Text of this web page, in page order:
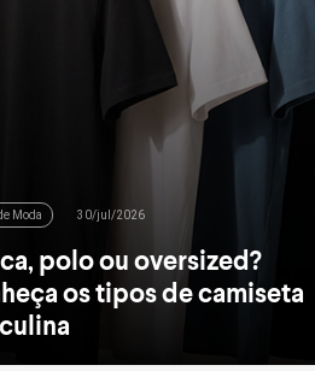
Moda 30/jul/2026
polo ou oversized?
os tipos de camiseta